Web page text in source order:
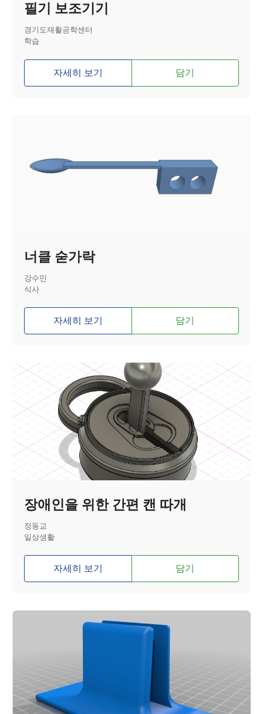
필기 보조기기
경기도재활공학센터
학습
자세히 보기 담기
너클 숟가락
강수민
식사
자세히 보기 담기
장애인을 위한 간편 캔 따개
정동교
일상생활
자세히 보기 담기